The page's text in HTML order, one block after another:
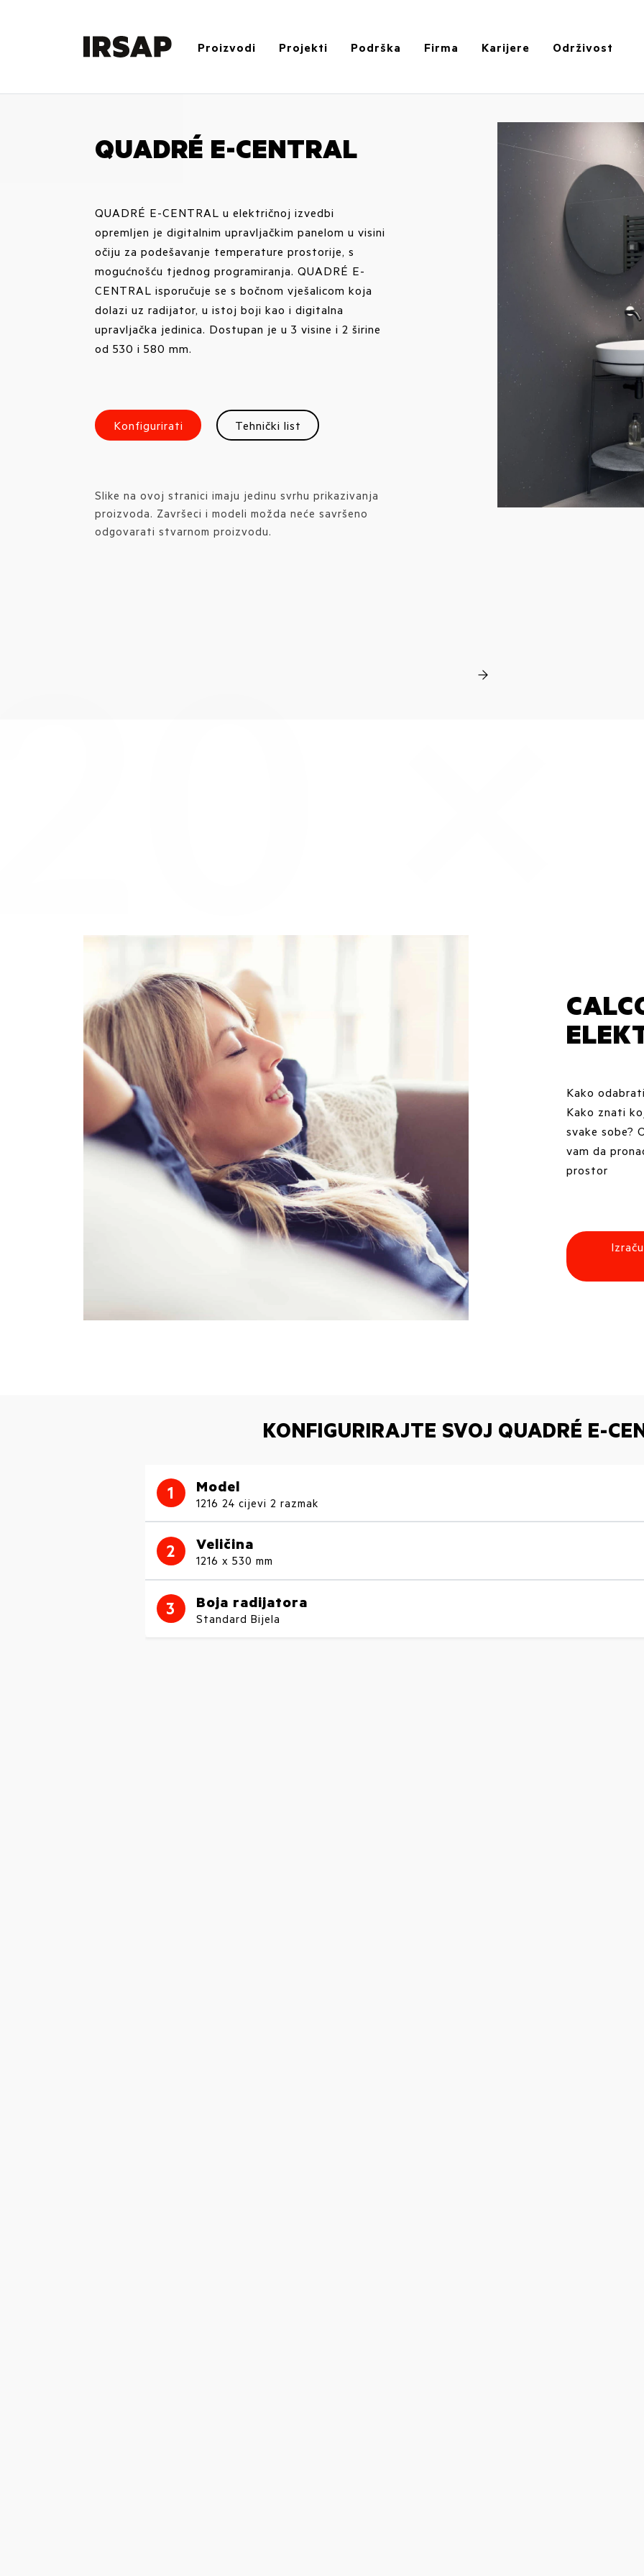
Proizvodi Projekti Podrška Firma Karijere Održivost
QUADRÉ E-CENTRAL
QUADRÉ E-CENTRAL u električnoj izvedbi
opremljen je digitalnim upravljačkim panelom u visini
očiju za podešavanje temperature prostorije, s
mogućnošću tjednog programiranja. QUADRÉ E-
CENTRAL isporučuje se s bočnom vješalicom koja
dolazi uz radijator, u istoj boji kao i digitalna
upravljačka jedinica. Dostupan je u 3 visine i 2 širine
od 530 i 580 mm.
Konfigurirati Tehnički list
Slike na ovoj stranici imaju jedinu svrhu prikazivanja
proizvoda. Završeci i modeli možda neće savršeno
odgovarati stvarnom proizvodu.
Kako
Kako znati
svake sobe?
vam da
prostor
KONFIGURIRAJTE SVOJ QUADRÉ E-
1 Model
1216 24 cijevi 2 razmak
2 Veličina
1216 x 530 mm
3 Boja radijatora
Standard Bijela